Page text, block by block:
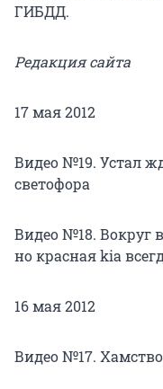
ГИБДД.
Редакция сайта
17 мая 2012
Видео №19. Устал
светофора
Видео №18. Вокруг
но красная kia
16 мая 2012
Видео №17.